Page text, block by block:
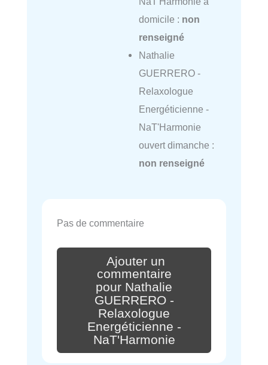
domicile : non
renseigné
Nathalie
GUERRERO -
Relaxologue
Energéticienne -
NaT'Harmonie
ouvert dimanche :
non renseigné
Pas de commentaire
Ajouter un
commentaire
pour Nathalie
GUERRERO -
Relaxologue
Energéticienne -
NaT'Harmonie